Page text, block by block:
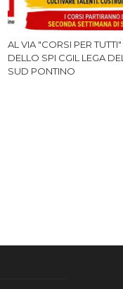
AL VIA "CORSI PER TUTTI"
DELLO SPI CGIL LEGA DEL
SUD PONTINO